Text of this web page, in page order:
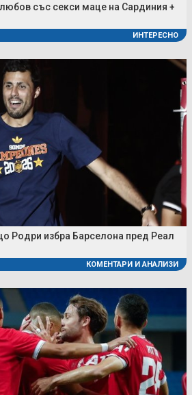
със секси маце на Сардиния +
ИНТЕРЕСНО
Родри избра Барселона пред Реал
КОМЕНТАРИ И АНАЛИЗИ